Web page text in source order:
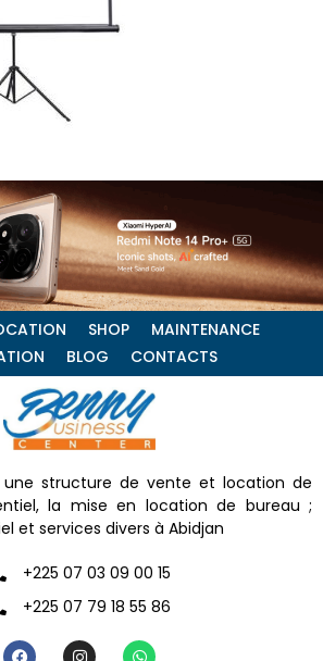
SHOP
MAINTENANCE
BLOG CONTACTS
une structure de vente et location de
la mise en location de bureau ;
et services divers à Abidjan
+225 07 03 09 00 15
+225 07 79 18 55 86